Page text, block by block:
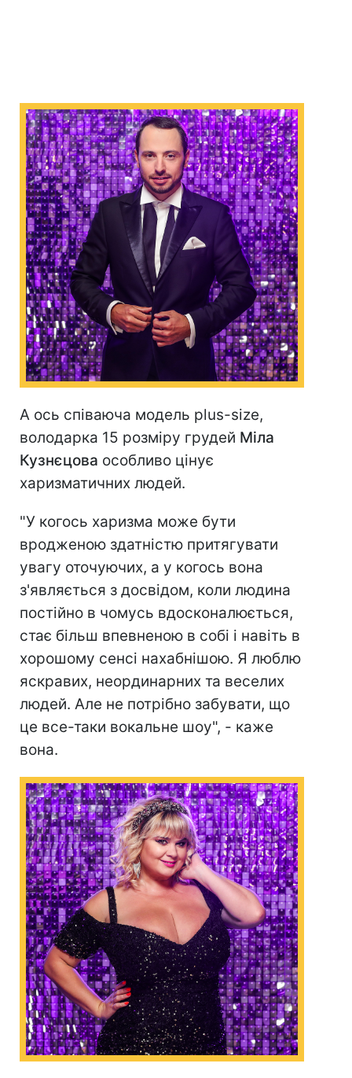
А ось співаюча модель plus-size,
володарка 15 розміру грудей Міла
Кузнєцова особливо цінує
харизматичних людей.
"У когось харизма може бути
вродженою здатністю притягувати
увагу оточуючих, а у когось вона
з'являється з досвідом, коли людина
постійно в чомусь вдосконалюється,
стає більш впевненою в собі і навіть в
хорошому сенсі нахабнішою. Я люблю
яскравих, неординарних та веселих
людей. Але не потрібно забувати, що
це все-таки вокальне шоу", - каже
вона.